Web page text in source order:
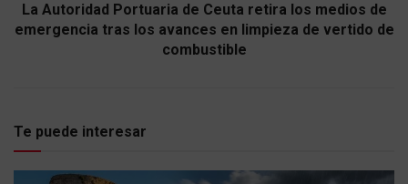
La Autoridad Portuaria de Ceuta retira los medios de
emergencia tras los avances en limpieza de vertido de
combustible
Te puede interesar